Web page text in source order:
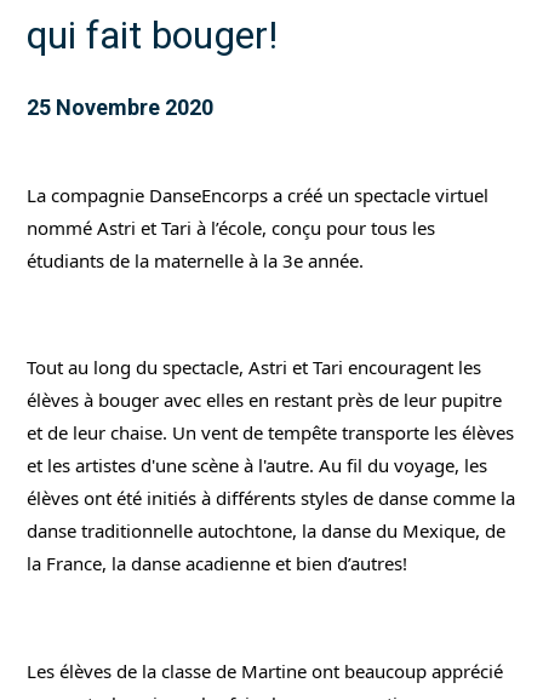
qui fait bouger!
25 Novembre 2020
La compagnie DanseEncorps a créé un spectacle virtuel
nommé Astri et Tari à l’école, conçu pour tous les
étudiants de la maternelle à la 3e année.
Tout au long du spectacle, Astri et Tari encouragent les
élèves à bouger avec elles en restant près de leur pupitre
et de leur chaise. Un vent de tempête transporte les élèves
et les artistes d'une scène à l'autre. Au fil du voyage, les
élèves ont été initiés à différents styles de danse comme la
danse traditionnelle autochtone, la danse du Mexique, de
la France, la danse acadienne et bien d’autres!
Les élèves de la classe de Martine ont beaucoup apprécié